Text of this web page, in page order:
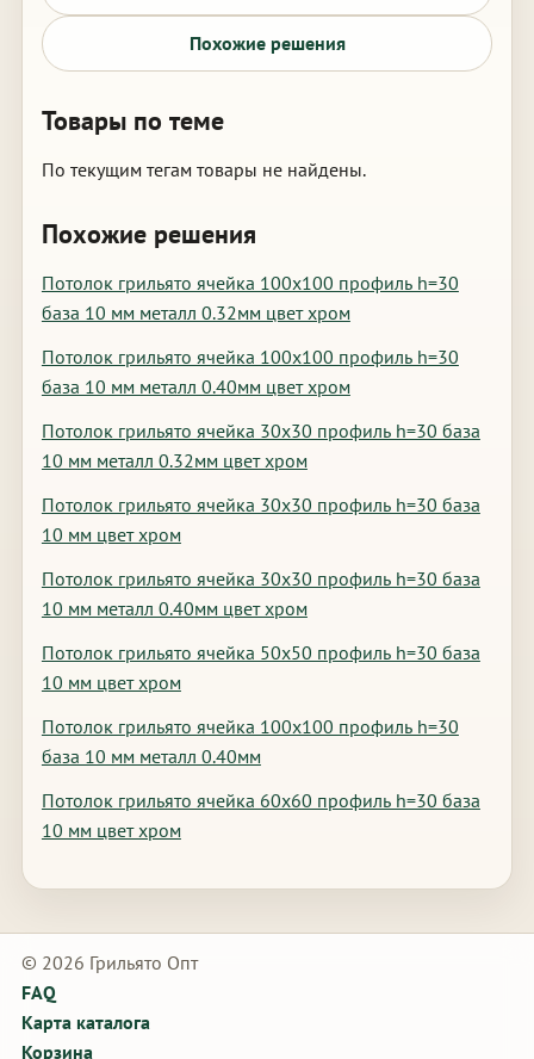
Похожие решения
Товары по теме
По текущим тегам товары не найдены.
Похожие решения
Потолок грильято ячейка 100х100 профиль h=30
база 10 мм металл 0.32мм цвет хром
Потолок грильято ячейка 100х100 профиль h=30
база 10 мм металл 0.40мм цвет хром
Потолок грильято ячейка 30х30 профиль h=30 база
10 мм металл 0.32мм цвет хром
Потолок грильято ячейка 30х30 профиль h=30 база
10 мм цвет хром
Потолок грильято ячейка 30х30 профиль h=30 база
10 мм металл 0.40мм цвет хром
Потолок грильято ячейка 50х50 профиль h=30 база
10 мм цвет хром
Потолок грильято ячейка 100х100 профиль h=30
база 10 мм металл 0.40мм
Потолок грильято ячейка 60х60 профиль h=30 база
10 мм цвет хром
© 2026 Грильято Опт
FAQ
Карта каталога
Корзина